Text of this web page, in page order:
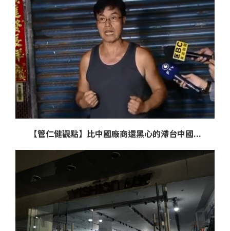
【管仁健觀點】比中國廠商還黑心的滯台中國...